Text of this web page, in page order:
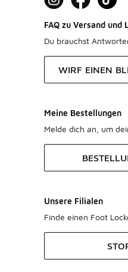
FAQ zu Versand und
Du brauchst
WIRF EINEN
Meine Bestellungen
Melde dich an, um
Unsere Filialen
Finde einen Foot